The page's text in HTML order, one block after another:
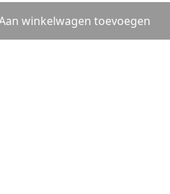
winkelwagen toevoegen